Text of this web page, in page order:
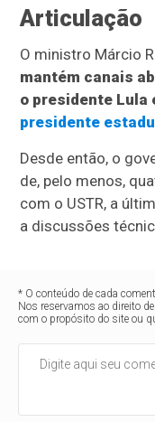
Articulação
O ministro Márcio
mantém canais
o presidente Lula
presidente
Desde então, o
de, pelo menos,
com o USTR, a
a discussões
* O conteúdo de cada
Nos reservamos ao direito
com o propósito do site ou